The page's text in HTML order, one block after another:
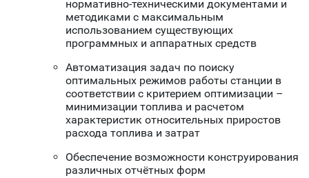
нормативно-техническими документами и
методиками с максимальным
использованием существующих
программных и аппаратных средств
Автоматизация задач по поиску
оптимальных режимов работы станции в
соответствии с критерием оптимизации –
минимизации топлива и расчетом
характеристик относительных приростов
расхода топлива и затрат
Обеспечение возможности конструирования
различных отчётных форм